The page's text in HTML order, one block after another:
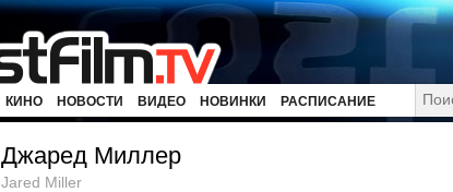
КИНО НОВОСТИ ВИДЕО НОВИНКИ РАСПИСАНИЕ
Джаред Миллер
Jared Miller